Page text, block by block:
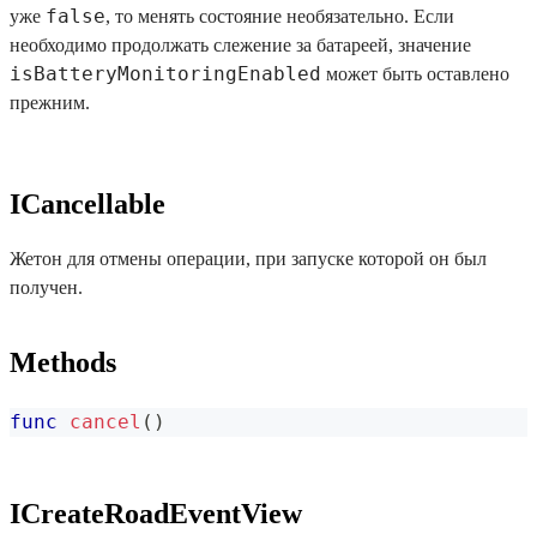
уже false, то менять состояние необязательно. Если
необходимо продолжать слежение за батареей, значение
isBatteryMonitoringEnabled может быть оставлено
прежним.
ICancellable
Жетон для отмены операции, при запуске которой он был
получен.
Methods
func cancel ( )
ICreateRoadEventView